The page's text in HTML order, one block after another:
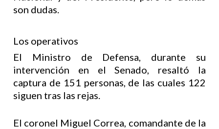
son dudas.
Los operativos
El Ministro de Defensa, durante su
intervención en el Senado, resaltó la
captura de 151 personas, de las cuales 122
siguen tras las rejas.
El coronel Miguel Correa, comandante de la